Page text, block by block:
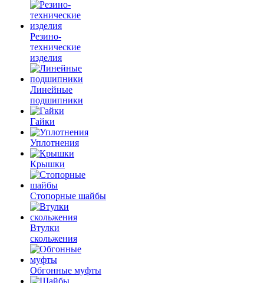
Резино-
технические
изделия
Линейные
подшипники
Гайки
Уплотнения
Крышки
Стопорные шайбы
Втулки
скольжения
Обгонные муфты